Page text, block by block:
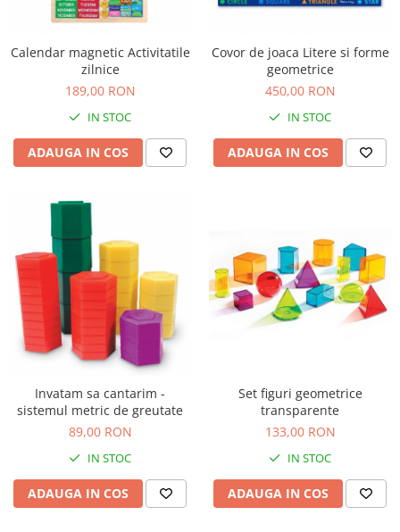
Seturi de pictura pentru copii
Nisip kinetic
Jucarii interactive
Proiector pentru copii
Caruseluri muzicale
Storytelling
Bucatarii pentru copii
Banc de lucru pentru copii
Papusi de mana
Casa de papusi
Bormasina magica
Costum Halloween Copii
Papusi si Bebelusi Reborn
Animale de jucarie
Jucarii cu Dinozauri
Figurine plus
Figurine
Calendar magnetic Activitatile
zilnice
189,00 RON
IN STOC
ADAUGA IN COS
Covor de joaca Litere si forme
geometrice
450,00 RON
IN STOC
ADAUGA IN COS
Invatam sa cantarim -
sistemul metric de greutate
89,00 RON
IN STOC
ADAUGA IN COS
Set figuri geometrice
transparente
133,00 RON
IN STOC
ADAUGA IN COS